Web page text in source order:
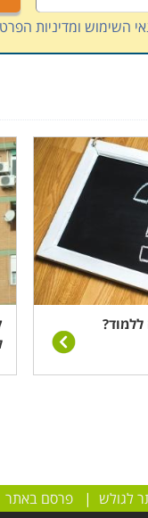
בכיתה ויישומו
בטיחות
ורשיון עבודה
מעליות
ישירה.
השימוש ומדיניות
לגולש |פרסם באתר